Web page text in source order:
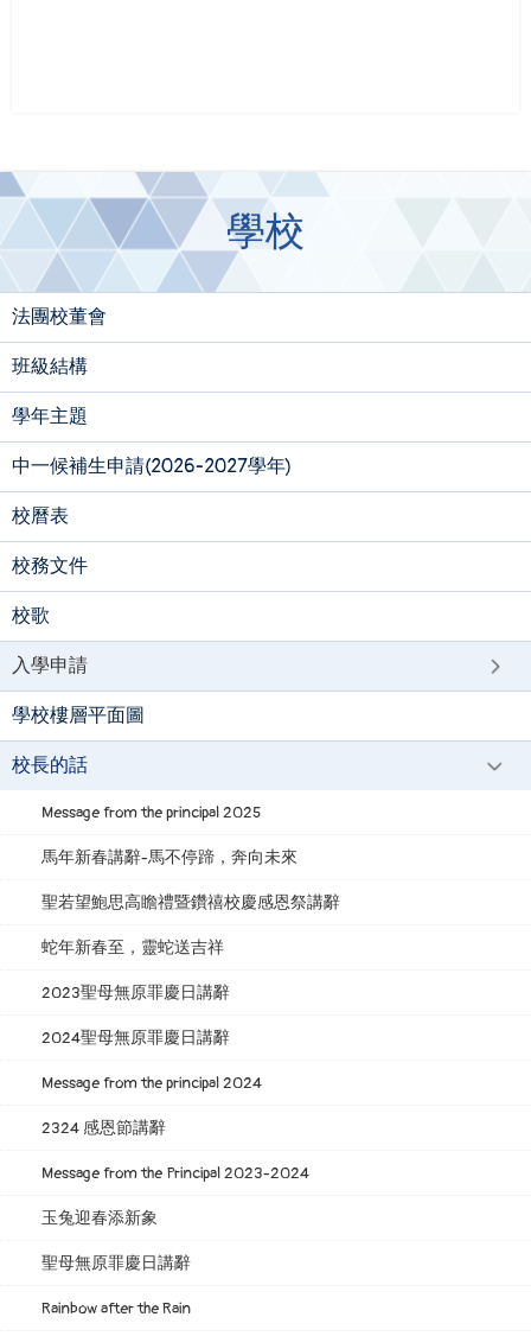
學校
法團校董會
班級結構
學年主題
中一候補生申請(2026-2027學年)
校曆表
校務文件
校歌
入學申請
學校樓層平面圖
校長的話
Message from the principal 2025
馬年新春講辭-馬不停蹄，奔向未來
聖若望鮑思高瞻禮暨鑽禧校慶感恩祭講辭
蛇年新春至，靈蛇送吉祥
2023聖母無原罪慶日講辭
2024聖母無原罪慶日講辭
Message from the principal 2024
2324 感恩節講辭
Message from the Principal 2023-2024
玉兔迎春添新象
聖母無原罪慶日講辭
Rainbow after the Rain